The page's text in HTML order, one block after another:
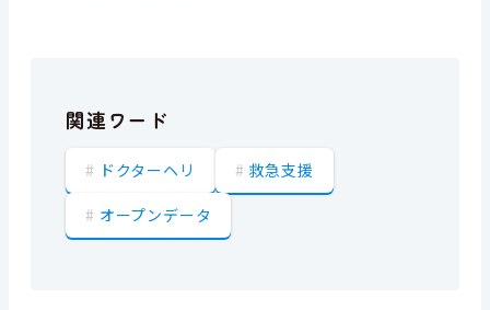
関連ワード
ドクターヘリ 救急支援
オープンデータ